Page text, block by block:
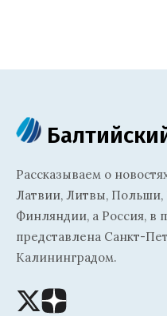
Рассказываем о
Латвии, Литвы,
Финляндии, а Россия, в
представлена Санкт-
Калининградом.